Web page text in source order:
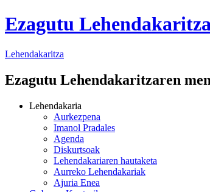
Ezagutu
Lehendakaritza
Ezagutu Lehendakaritzaren
Lehendakaria
Aurkezpena
Imanol Pradales
Agenda
Diskurtsoak
Lehendakariaren hautaketa
Aurreko Lehendakariak
Ajuria Enea